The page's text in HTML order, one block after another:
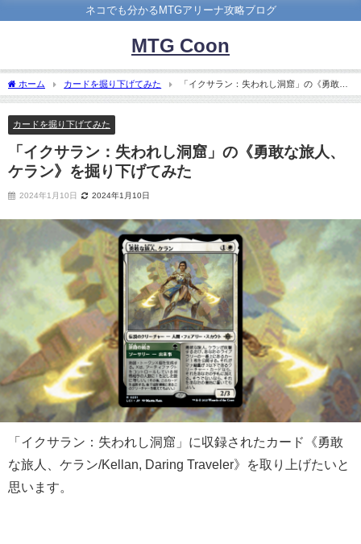
ネコでも分かるMTGアリーナ攻略ブログ
MTG Coon
ホーム カードを掘り下げてみた
「イクサラン：失われし洞窟」の《勇敢な
旅人、ケラン》を掘り下げてみた
カードを掘り下げてみた
「イクサラン：失われし洞窟」の《勇敢な旅人、
ケラン》を掘り下げてみた
2024年1月10日 2024年1月10日
「イクサラン：失われし洞窟」に収録されたカード《勇敢
な旅人、ケラン/Kellan, Daring Traveler》を取り上げたいと
思います。